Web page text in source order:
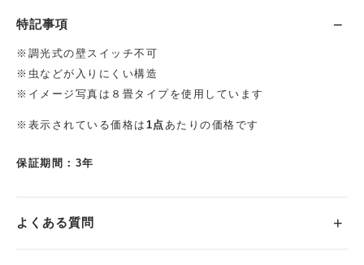
特記事項
※調光式の壁スイッチ不可
※虫などが入りにくい構造
※イメージ写真は８畳タイプを使用しています
※表示されている価格は 1点あたりの価格です
保証期間：3年
よくある質問